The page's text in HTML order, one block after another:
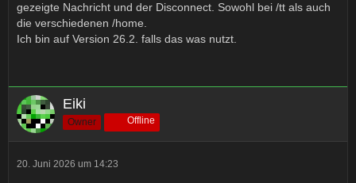
gezeigte Nachricht und der Disconnect. Sowohl bei /tt als auch
die verschiedenen /home.
Ich bin auf Version 26.2. falls das was nutzt.
Eiki
Owner Offline
20. Juni 2026 um 14:23